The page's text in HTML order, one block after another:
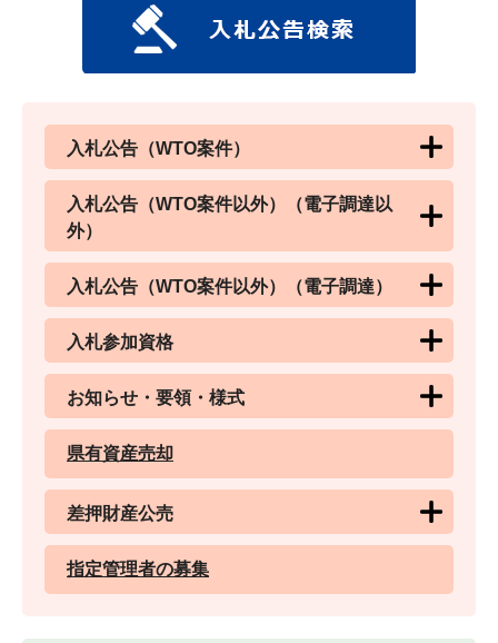
入札公告（WTO案件）
入札公告（WTO案件以外）（電子調達以
外）
入札公告（WTO案件以外）（電子調達）
入札参加資格
お知らせ・要領・様式
県有資産売却
差押財産公売
指定管理者の募集